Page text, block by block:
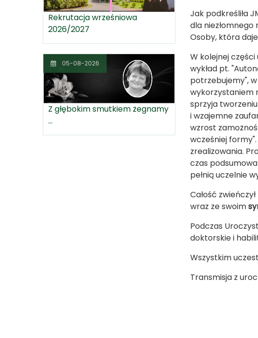
Rekrutacja wrześniowa
2026/2027
05-08-2026
Z głębokim smutkiem żegnamy
...
Jak podkreśliła
dla niezłomnego
Osoby, która
W kolejnej
wykład pt.
potrzebujemy",
wykorzystaniem
sprzyja
i wzajemne
wzrost
wcześniej
zrealizowania.
czas
pełnią uczelnie
Całość
wraz ze swoim
Podczas
doktorskie i
Wszystkim
Transmisja z